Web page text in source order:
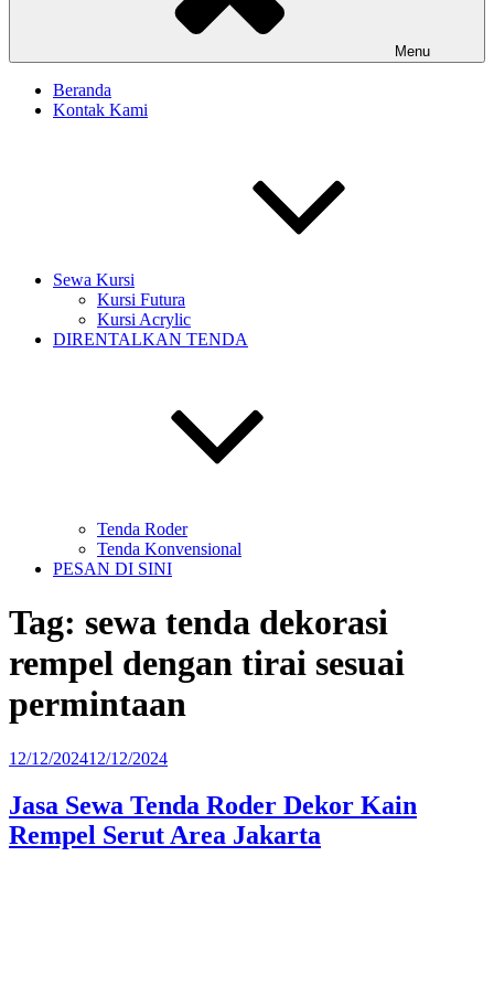
Menu
Beranda
Kontak Kami
Sewa Kursi
Kursi Futura
Kursi Acrylic
DIRENTALKAN TENDA
Tenda Roder
Tenda Konvensional
PESAN DI SINI
Tag: sewa tenda dekorasi
rempel dengan tirai sesuai
permintaan
Diposkan
12/12/202412/12/2024
Jasa Sewa Tenda Roder Dekor Kain
Rempel Serut Area Jakarta